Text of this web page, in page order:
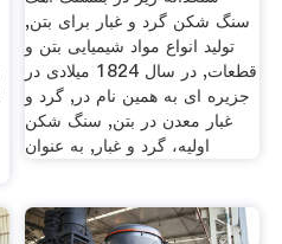
سنگ شکن گرد و غبار برای بتن,
تولید انواع مواد شیمیایی بتن و
قطعات, در سال 1824 میلادی در
جزیره ای به همین نام در, گرد و
غبار معدن در بتن, سنگ شکن
اولیه، گرد و غبار, به عنوان